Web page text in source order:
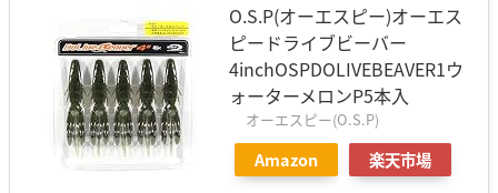
O.S.P(オーエスピー)オーエス
ピードライブビーバー
4inchOSPDOLIVEBEAVER1ウ
ォーターメロンP5本入
オーエスピー(O.S.P)
Amazon 楽天市場